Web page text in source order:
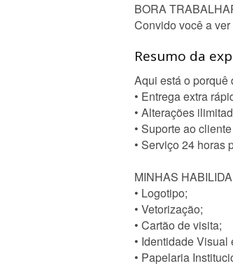
BORA
Convido você a
Resumo da
Aqui está o porquê
• Entrega extra
• Alterações
• Suporte ao
• Serviço 24 horas
MINHAS
• Logotipo;
• Vetorização;
• Cartão de visita;
• Identidade Visual
• Papelaria